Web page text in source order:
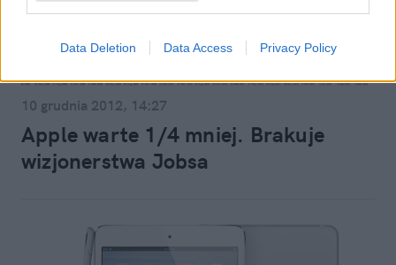
Data Deletion Data Access Privacy Policy
10 grudnia 2012, 14:27
Apple warte 1/4 mniej. Brakuje
wizjonerstwa Jobsa